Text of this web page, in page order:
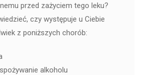
przed zażyciem tego leku?
czy występuje u Ciebie
z poniższych chorób:
alkoholu